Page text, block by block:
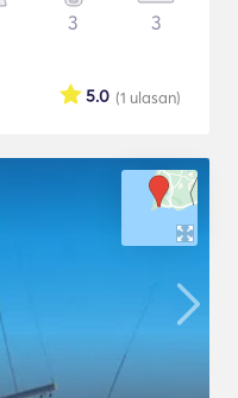
3 3
(1 ulasan)
5.0